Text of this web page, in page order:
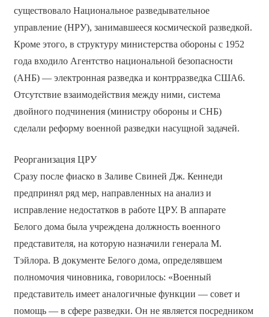
существовало Национальное разведывательное
управление (НРУ), занимавшееся космической разведкой.
Кроме этого, в структуру министерства обороны с 1952
года входило Агентство национальной безопасности
(АНБ) — электронная разведка и контрразведка США6.
Отсутствие взаимодействия между ними, система
двойного подчинения (министру обороны и СНБ)
сделали реформу военной разведки насущной задачей.
Реорганизация ЦРУ
Сразу после фиаско в Заливе Свиней Дж. Кеннеди
предпринял ряд мер, направленных на анализ и
исправление недостатков в работе ЦРУ. В аппарате
Белого дома была учреждена должность военного
представителя, на которую назначили генерала М.
Тэйлора. В документе Белого дома, определявшем
полномочия чиновника, говорилось: «Военный
представитель имеет аналогичные функции — совет и
помощь — в сфере разведки. Он не является посредником